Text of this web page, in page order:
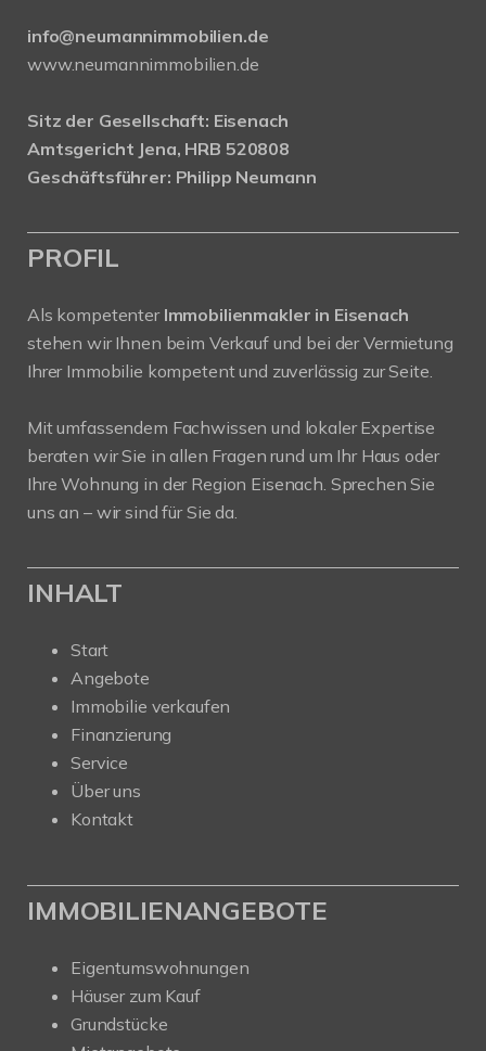
info@neumannimmobilien.de
www.neumannimmobilien.de
Sitz der Gesellschaft: Eisenach
Amtsgericht Jena, HRB 520808
Geschäftsführer: Philipp Neumann
PROFIL
Als kompetenter Immobilienmakler in Eisenach
stehen wir Ihnen beim Verkauf und bei der Vermietung
Ihrer Immobilie kompetent und zuverlässig zur Seite.
Mit umfassendem Fachwissen und lokaler Expertise
beraten wir Sie in allen Fragen rund um Ihr Haus oder
Ihre Wohnung in der Region Eisenach. Sprechen Sie
uns an – wir sind für Sie da.
INHALT
Start
Angebote
Immobilie verkaufen
Finanzierung
Service
Über uns
Kontakt
IMMOBILIENANGEBOTE
Eigentumswohnungen
Häuser zum Kauf
Grundstücke